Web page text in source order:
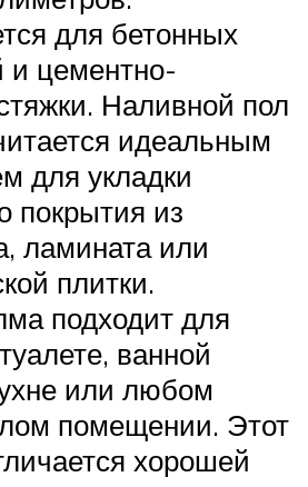
для бетонных
и цементно-
Наливной пол
идеальным
для укладки
покрытия из
ламината или
плитки.
подходит для
ванной
или любом
помещении. Этот
хорошей